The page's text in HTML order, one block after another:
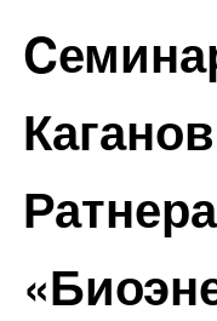
Ратнера